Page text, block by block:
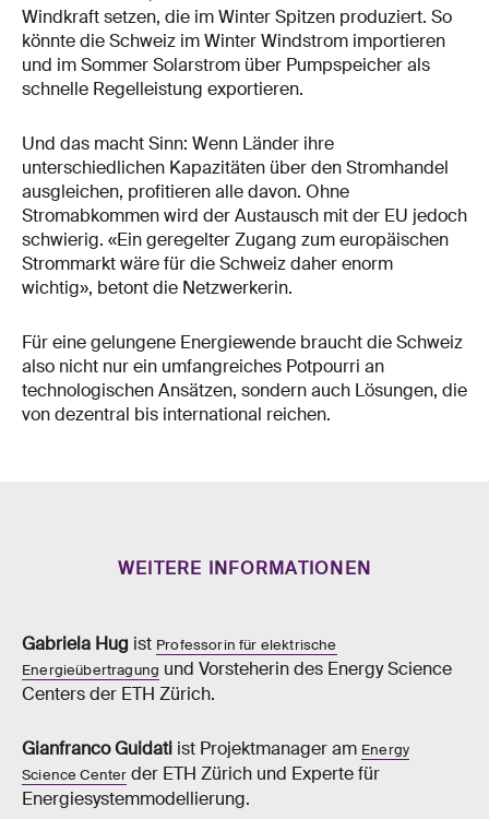
Windkraft setzen, die im Winter Spitzen produziert. So
könnte die Schweiz im Winter Windstrom importieren
und im Sommer Solarstrom über Pumpspeicher als
schnelle Regelleistung exportieren.
Und das macht Sinn: Wenn Länder ihre
unterschiedlichen Kapazitäten über den Stromhandel
ausgleichen, profitieren alle davon. Ohne
Stromabkommen wird der Austausch mit der EU jedoch
schwierig. «Ein geregelter Zugang zum europäischen
Strommarkt wäre für die Schweiz daher enorm
wichtig», betont die Netzwerkerin.
Für eine gelungene Energiewende braucht die Schweiz
also nicht nur ein umfangreiches Potpourri an
technologischen Ansätzen, sondern auch Lösungen, die
von dezentral bis international reichen.
WEITERE INFORMATIONEN
Gabriela Hug ist Professorin für elektrische
Energieübertragung und Vorsteherin des Energy Science
Centers der ETH Zürich.
Gianfranco Guidati ist Projektmanager am Energy
Science Center der ETH Zürich und Experte für
Energiesystemmodellierung.